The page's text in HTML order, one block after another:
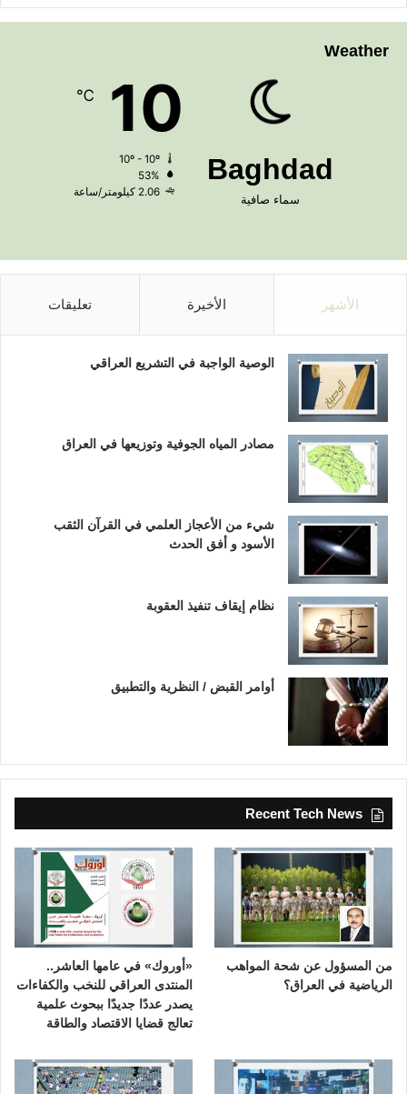
Weather
Baghdad
سماء صافية
10
℃
53%
2.06 كيلومتر/ساعة
الأشهر الأخيرة تعليقات
الوصية الواجبة في التشريع العراقي
مصادر المياه الجوفية وتوزيعها في العراق
شيء من الأعجاز العلمي في القرآن الثقب
الأسود و أفق الحدث
نظام إيقاف تنفيذ العقوبة
أوامر القبض / النظرية والتطبيق
Recent Tech News
من المسؤول عن شحة المواهب
الرياضية في العراق؟
«أوروك» في عامها العاشر..
المنتدى العراقي للنخب والكفاءات
يصدر عددًا جديدًا ببحوث علمية
تعالج قضايا الاقتصاد والطاقة